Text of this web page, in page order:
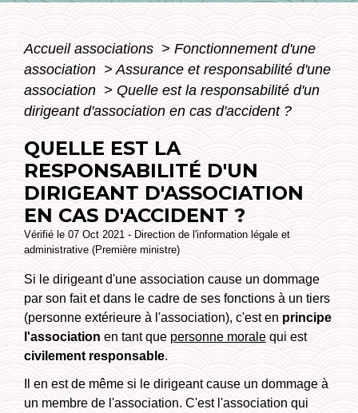
Accueil associations > Fonctionnement d'une
association > Assurance et responsabilité d'une
association > Quelle est la responsabilité d'un
dirigeant d'association en cas d'accident ?
QUELLE EST LA
RESPONSABILITÉ D'UN
DIRIGEANT D'ASSOCIATION
EN CAS D'ACCIDENT ?
Vérifié le 07 Oct 2021 - Direction de l'information légale et
administrative (Première ministre)
Si le dirigeant d'une association cause un dommage
par son fait et dans le cadre de ses fonctions à un tiers
(personne extérieure à l'association), c'est en principe
l'association en tant que personne morale qui est
civilement responsable.
Il en est de même si le dirigeant cause un dommage à
un membre de l'association. C'est l'association qui